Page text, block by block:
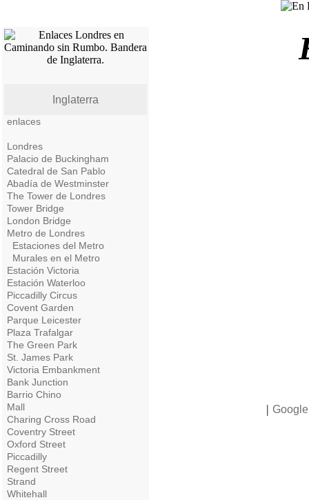
Inglaterra
enlaces
Londres
Palacio de Buckingham
Catedral de San Pablo
Abadía de Westminster
The Tower de Londres
Tower Bridge
London Bridge
Metro de Londres
Estaciones del Metro
Murales en el Metro
Estación Victoria
Estación Waterloo
Piccadilly Circus
Covent Garden
Parque Leicester
Plaza Trafalgar
The Green Park
St. James Park
Victoria Embankment
Bank Junction
Barrio Chino
Mall
Charing Cross Road
Coventry Street
Oxford Street
Piccadilly
Regent Street
Strand
Whitehall
| Google